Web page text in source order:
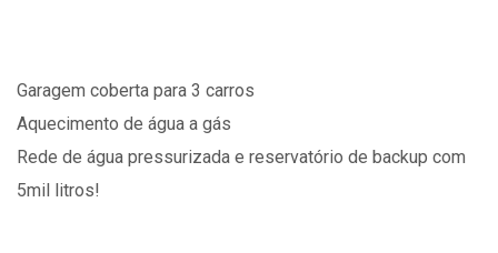
Garagem coberta para 3 carros
Aquecimento de água a gás
Rede de água pressurizada e reservatório de backup com
5mil litros!